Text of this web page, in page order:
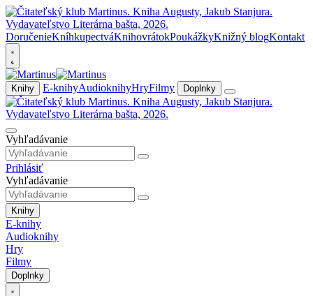
DoručenieKníhkupectváKnihovrátokPoukážkyKnižný blogKontakt
Knihy E-knihyAudioknihyHryFilmy Doplnky
Vyhľadávanie
Prihlásiť
Vyhľadávanie
Knihy
E-knihy
Audioknihy
Hry
Filmy
Doplnky